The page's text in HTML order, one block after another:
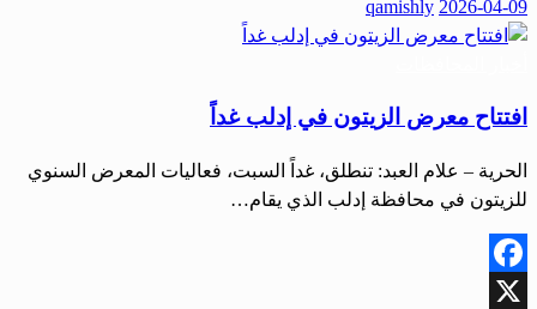
Share
نُشر
في
2026-04-09
qamishly
افتتاح معرض الزيتون في إدلب غداً
الحرية – علام العبد: تنطلق، غداً السبت، فعاليات المعرض السنوي
للزيتون في محافظة إدلب الذي يقام…
Facebook